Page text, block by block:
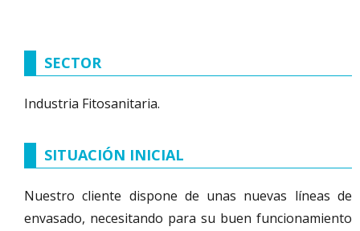
SECTOR
Industria Fitosanitaria.
SITUACIÓN INICIAL
Nuestro cliente dispone de unas nuevas líneas de
envasado, necesitando para su buen funcionamiento